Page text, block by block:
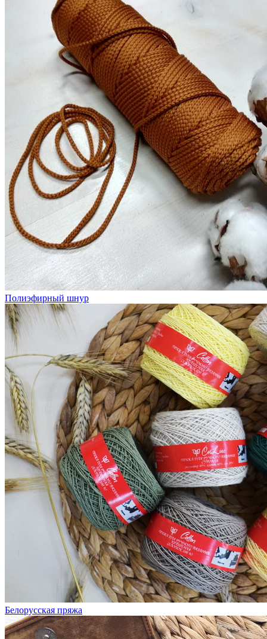
Полиэфирный шнур
Белорусская пряжа